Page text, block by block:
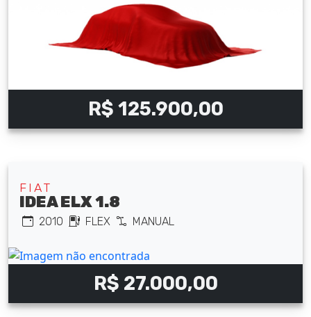
R$ 125.900,00
FIAT
IDEA ELX 1.8
2010 FLEX MANUAL
R$ 27.000,00